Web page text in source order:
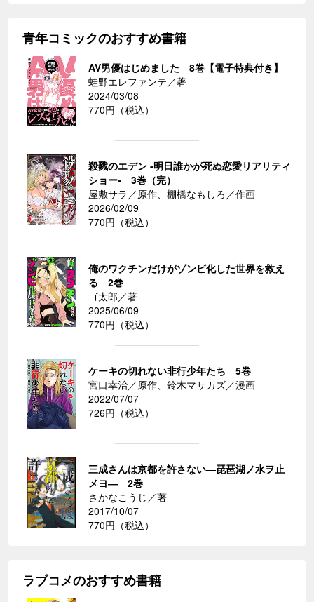
青年コミックのおすすめ書籍
AV男優はじめました 8巻【電子特典付き】
蛙野エレファンテ／著
2024/03/08
770円（税込）
殺戮のエデン -明日誰かが死ぬ恋愛リアリティ
ショー- 3巻（完）
屋敷サラ／原作、棚橋なもしろ／作画
2026/02/09
770円（税込）
俺のワクチンだけがゾンビ化した世界を救え
る 2巻
ゴ太郎／著
2025/06/09
770円（税込）
ケーキの切れない非行少年たち 5巻
宮口幸治／原作、鈴木マサカズ／漫画
2022/07/07
726円（税込）
三成さんは京都を許さない―琵琶湖ノ水ヲ止
メヨ― 2巻
さかなこうじ／著
2017/10/07
770円（税込）
ラブコメのおすすめ書籍